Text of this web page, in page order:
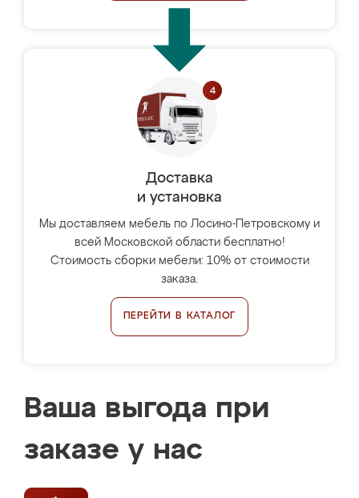
Доставка
и установка
Мы доставляем мебель по Лосино-Петровскому и
всей Московской области бесплатно!
Стоимость сборки мебели: 10% от стоимости
заказа.
ПЕРЕЙТИ В КАТАЛОГ
Ваша выгода при
заказе у нас